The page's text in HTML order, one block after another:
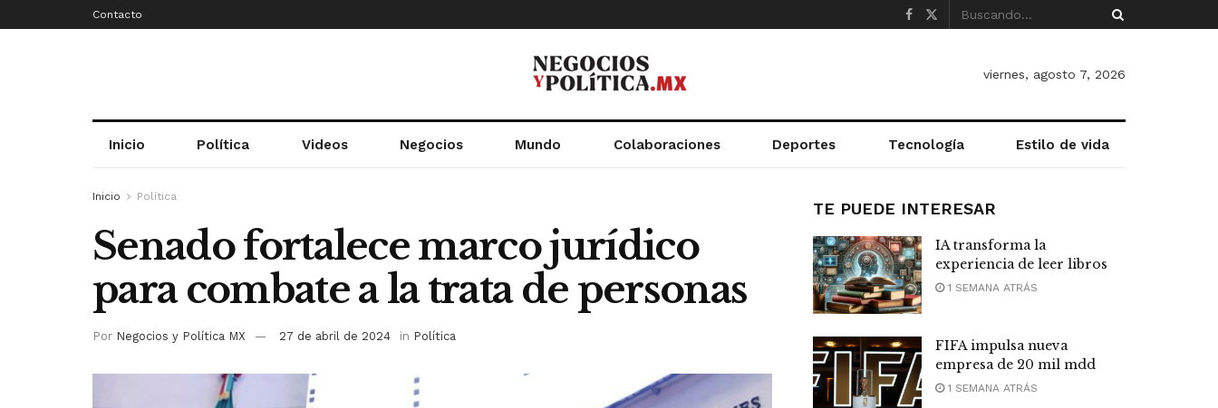
Contacto
viernes, agosto 7, 2026
Inicio Política Videos Negocios Mundo Colaboraciones Deportes Tecnología Estilo de vida
Inicio Política
Senado fortalece marco jurídico
para combate a la trata de personas
Por Negocios y Política MX 27 de abril de 2024 in Política
TE PUEDE INTERESAR
IA transforma la
experiencia de leer libros
1 SEMANA ATRÁS
FIFA impulsa nueva
empresa de 20 mil mdd
1 SEMANA ATRÁS